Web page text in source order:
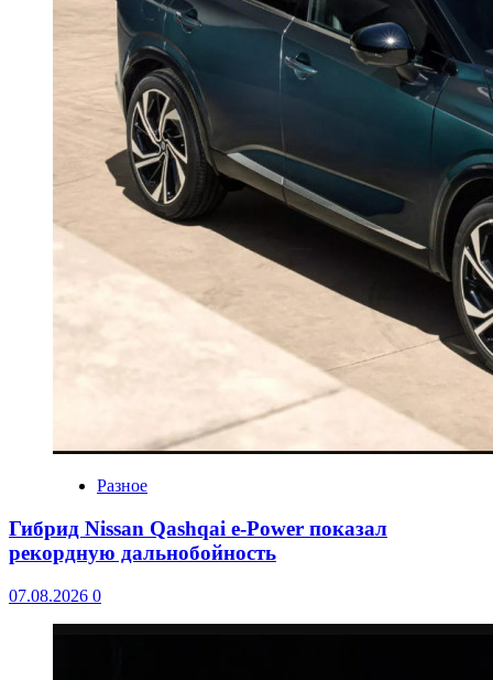
Разное
Гибрид Nissan Qashqai e-Power показал
рекордную дальнобойность
07.08.2026 0